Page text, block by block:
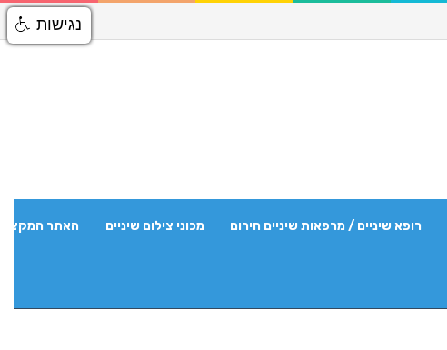
רופא שיניים / מרפאות שיניים חירום מכוני צילום שיניים האתר
נגישות